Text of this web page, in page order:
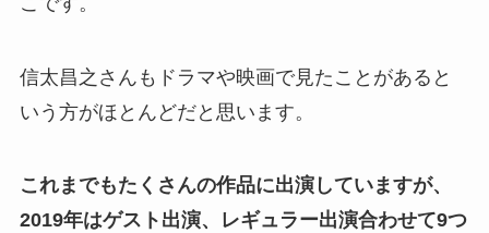
信太昌之さんもドラマや映画で見たことがあると
いう方がほとんどだと思います。
これまでもたくさんの作品に出演していますが、
2019年はゲスト出演、レギュラー出演合わせて9つ